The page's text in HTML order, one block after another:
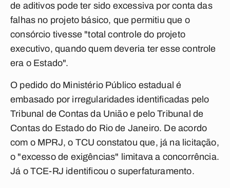
de aditivos pode ter sido excessiva por conta das
falhas no projeto básico, que permitiu que o
consórcio tivesse "total controle do projeto
executivo, quando quem deveria ter esse controle
era o Estado".
O pedido do Ministério Público estadual é
embasado por irregularidades identificadas pelo
Tribunal de Contas da União e pelo Tribunal de
Contas do Estado do Rio de Janeiro. De acordo
com o MPRJ, o TCU constatou que, já na licitação,
o "excesso de exigências" limitava a concorrência.
Já o TCE-RJ identificou o superfaturamento.